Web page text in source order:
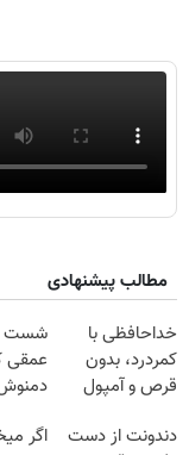
مطالب پیشنهادی
خداحافظی با
کمردرد، بدون
قرص و آمپول
شست
عمقی
دندونت از دست
اگر